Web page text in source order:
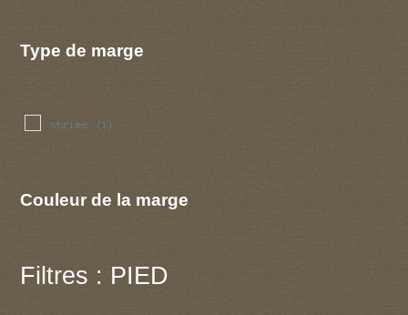
Type de marge
striee (1)
Couleur de la marge
Filtres : PIED